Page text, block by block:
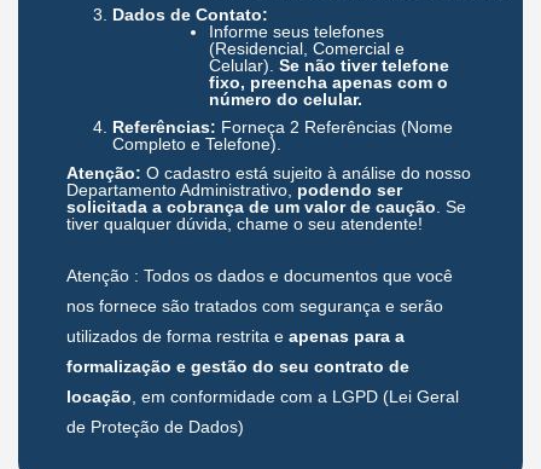
Dados de Contato:
Informe seus telefones
(Residencial, Comercial e
Celular).Se não tiver telefone
fixo, preencha apenas com o
número do celular.
Referências: Forneça 2 Referências (Nome
Completo e Telefone).
Atenção: O cadastro está sujeito à análise do nosso
Departamento Administrativo, podendo ser
solicitada a cobrança de um valor de caução . Se
tiver qualquer dúvida, chame o seu atendente!
Atenção : Todos os dados e documentos que você
nos fornece são tratados com segurança e serão
utilizados de forma restrita e apenas para a
formalização e gestão do seu contrato de
locação , em conformidade com a LGPD (Lei Geral
de Proteção de Dados)